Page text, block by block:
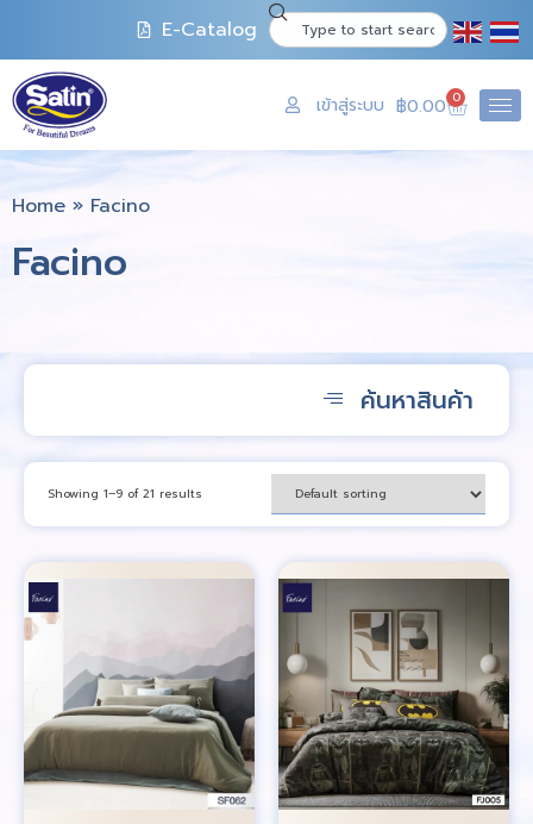
E-Catalog
เข้าสู่ระบบ ฿0.00 0
Home » Facino
Facino
ค้นหาสินค้า
Showing 1–9 of 21 results